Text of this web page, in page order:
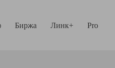
Биржа Линк+ Pro